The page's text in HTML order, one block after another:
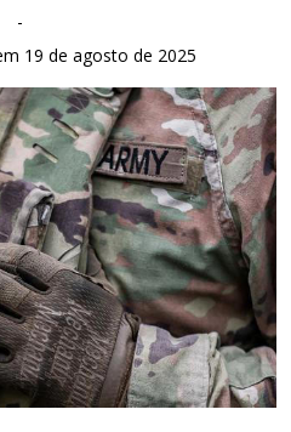
-
19 de agosto de 2025